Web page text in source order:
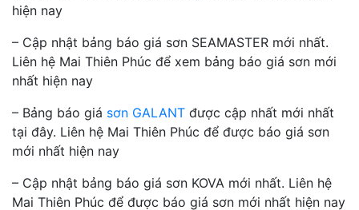
hiện nay
– Cập nhật bảng báo giá sơn SEAMASTER mới nhất.
Liên hệ Mai Thiên Phúc để xem bảng báo giá sơn mới
nhất hiện nay
– Bảng báo giá sơn GALANT được cập nhất mới nhất
tại đây. Liên hệ Mai Thiên Phúc để được báo giá sơn
mới nhất hiện nay
– Cập nhật bảng báo giá sơn KOVA mới nhất. Liên hệ
Mai Thiên Phúc để được báo giá sơn mới nhất hiện nay